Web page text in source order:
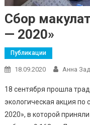
Сбор
— 2020»
Публикации
18.09.2020 Анна
18 сентября прошла
экологическая акция
2020», в которой